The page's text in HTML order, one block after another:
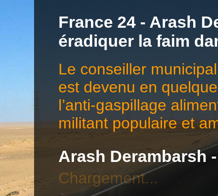
France 24 - Arash
éradiquer la faim
Le conseiller
est devenu en
l’anti-gaspillage
militant populaire et
Arash Derambarsh
Chargement...